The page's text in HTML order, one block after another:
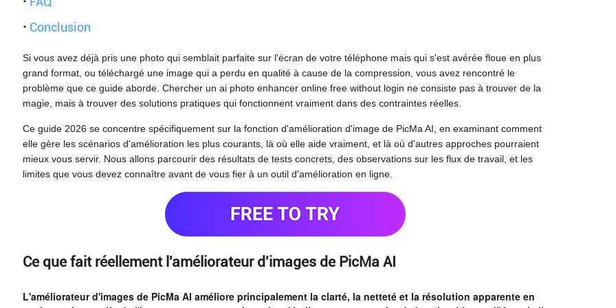
· Conclusion
Si vous avez déjà pris une photo qui semblait parfaite sur l'écran de votre téléphone mais qui s'est avérée floue en plus
grand format, ou téléchargé une image qui a perdu en qualité à cause de la compression, vous avez rencontré le
problème que ce guide aborde. Chercher unai photo enhancer online free without login ne consiste pas à trouver de la
magie, mais à trouver des solutions pratiques qui fonctionnent vraiment dans des contraintes réelles.
Ce guide 2026 se concentre spécifiquement sur la fonction d'amélioration d'image de PicMa AI, en examinant comment
elle gère les scénarios d'amélioration les plus courants, là où elle aide vraiment, et là où d'autres approches pourraient
mieux vous servir. Nous allons parcourir des résultats de tests concrets, des observations sur les flux de travail, et les
limites que vous devez connaître avant de vous fier à un outil d'amélioration en ligne.
Ce que fait réellement l'améliorateur d'images de PicMa AI
L'améliorateur d'images de PicMa AI améliore principalement la clarté, la netteté et la résolution apparente en